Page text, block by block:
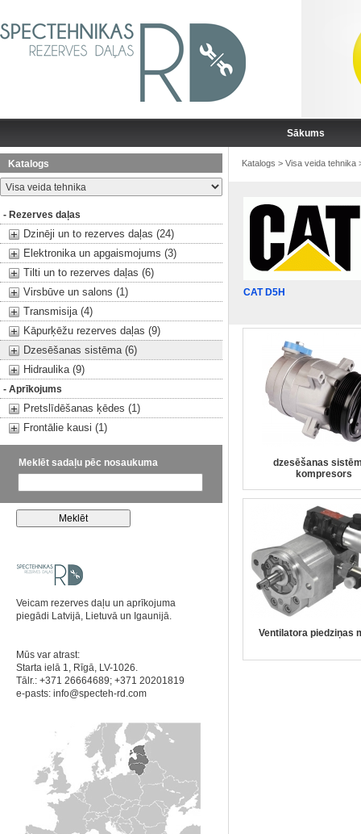
Sākums
Katalogs
- Rezerves daļas
Dzinēji un to rezerves daļas (24)
Elektronika un apgaismojums (3)
Tilti un to rezerves daļas (6)
Virsbūve un salons (1)
Transmisija (4)
Kāpurķēžu rezerves daļas (9)
Dzesēšanas sistēma (6)
Hidraulika (9)
- Aprīkojums
Pretslīdēšanas ķēdes (1)
Frontālie kausi (1)
Meklēt sadaļu pēc nosaukuma
Veicam rezerves daļu un aprīkojuma
piegādi Latvijā, Lietuvā un Igaunijā.
Mūs var atrast:
Starta ielā 1, Rīgā, LV-1026.
Tālr.: +371 26664689; +371 20201819
e-pasts: info@specteh-rd.com
Katalogs > Visa veida tehnika
CAT D5H
dzesēšanas
kompresors
Ventilatora piedziņas